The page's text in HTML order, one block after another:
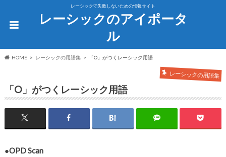
レーシックで失敗しないための情報サイト
レーシックのアイポータ
ル
HOME レーシックの用語集 「O」がつくレーシック用語
レーシックの用語集
「O」がつくレーシック用語
●OPD Scan